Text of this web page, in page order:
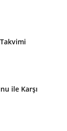
ile Karşı